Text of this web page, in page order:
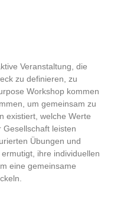
Veranstaltung, die
zu definieren, zu
Workshop kommen
um gemeinsam zu
existiert, welche Werte
leisten
Übungen und
ihre individuellen
eine gemeinsame